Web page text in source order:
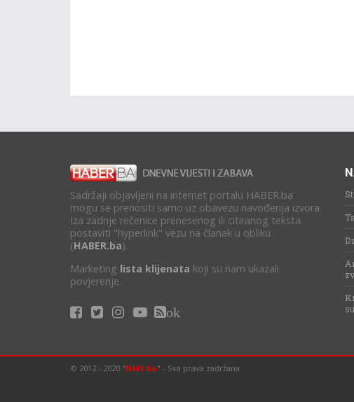
Sadržaji objavljeni na internet portalu HABER.ba
mogu se prenositi samo uz obavezu navođenja izvora.
Iza zadnje rečenice prenesenog ili citiranog teksta
postaviti "hyperlink" vezu na članak u obliku
(HABER.ba).
Marketing lista klijenata koji su nam ukazali
povjerenje.
ok
© 2012 - 2020 "NMS.ba" - Sva prava zadržana.